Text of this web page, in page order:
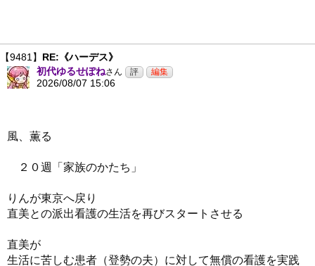
【9481】 RE:《ハーデス》
初代ゆるせぽねさん
2026/08/07 15:06
風、薫る
２０週「家族のかたち」
りんが東京へ戻り
直美との派出看護の生活を再びスタートさせる
直美が
生活に苦しむ患者（登勢の夫）に対して無償の看護を実践